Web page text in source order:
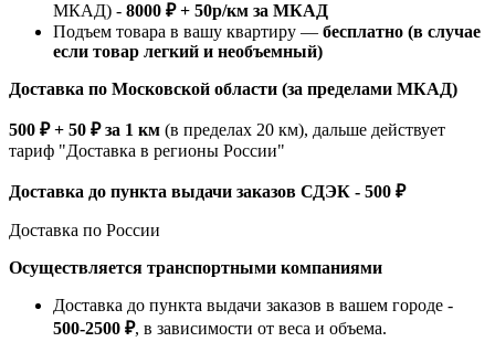
МКАД) - 8000 ₽ + 50р/км за МКАД
Подъем товара в вашу квартиру — бесплатно (в случае
если товар легкий и необъемный)
Доставка по Московской области (за пределами МКАД)
500 ₽ + 50 ₽ за 1 км (в пределах 20 км), дальше действует
тариф "Доставка в регионы России"
Доставка до пункта выдачи заказов СДЭК - 500 ₽
Доставка по России
Осуществляется транспортными компаниями
Доставка до пункта выдачи заказов в вашем городе -
500-2500 ₽, в зависимости от веса и объема.